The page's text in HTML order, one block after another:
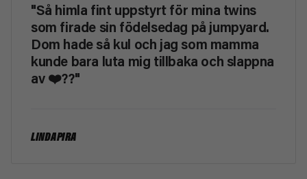
"Så himla fint uppstyrt för mina twins
som firade sin födelsedag på jumpyard.
Dom hade så kul och jag som mamma
kunde bara luta mig tillbaka och slappna
av ❤️??"
LINDA PIRA